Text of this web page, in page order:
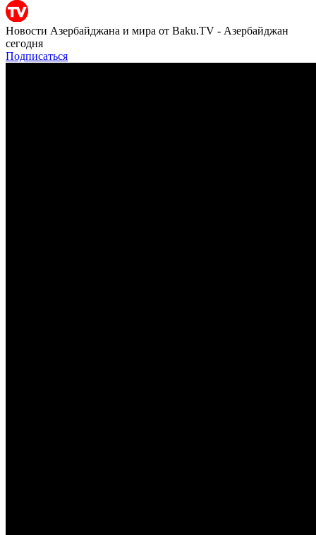
Новости Азербайджана и мира от Baku.TV - Азербайджан
сегодня
Подписаться